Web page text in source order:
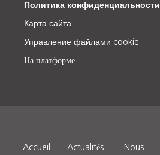
Политика конфиденциальности
Карта сайта
Управление файлами cookie
На платформе
Accueil Actualités
Nous